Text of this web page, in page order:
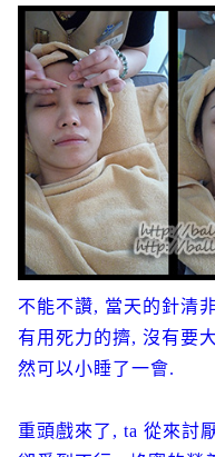
不能不讚, 當天的針清
有用死力的擠, 沒有要
然可以小睡了一會.
重頭戲來了, ta 從來討